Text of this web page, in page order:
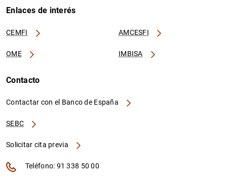
Enlaces de interés
CEMFI AMCESFI
OME IMBISA
Contacto
Contactar con el Banco de España
SEBC
Solicitar cita previa
Teléfono: 91 338 50 00